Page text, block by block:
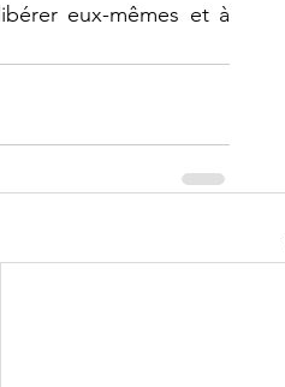
eux-mêmes et à